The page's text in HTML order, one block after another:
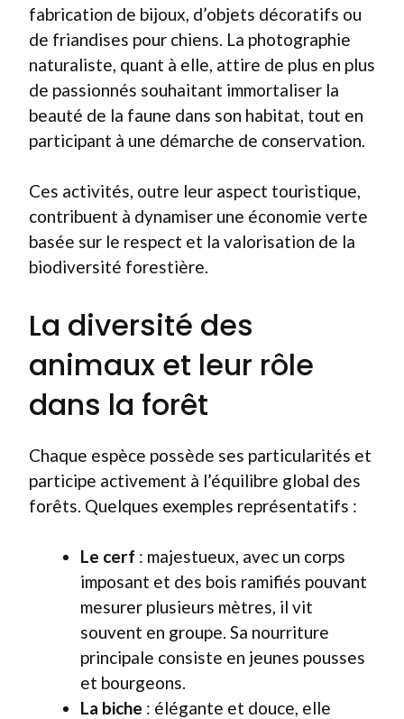
fabrication de bijoux, d’objets décoratifs ou
de friandises pour chiens. La photographie
naturaliste, quant à elle, attire de plus en plus
de passionnés souhaitant immortaliser la
beauté de la faune dans son habitat, tout en
participant à une démarche de conservation.
Ces activités, outre leur aspect touristique,
contribuent à dynamiser une économie verte
basée sur le respect et la valorisation de la
biodiversité forestière.
La diversité des
animaux et leur rôle
dans la forêt
Chaque espèce possède ses particularités et
participe activement à l’équilibre global des
forêts. Quelques exemples représentatifs :
Le cerf : majestueux, avec un corps
imposant et des bois ramifiés pouvant
mesurer plusieurs mètres, il vit
souvent en groupe. Sa nourriture
principale consiste en jeunes pousses
et bourgeons.
La biche : élégante et douce, elle